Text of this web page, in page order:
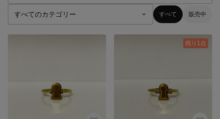
すべて 販売中
残り1点